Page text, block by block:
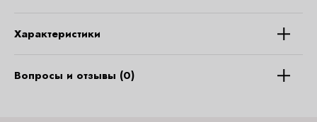
Характеристики
Вопросы и отзывы (0)